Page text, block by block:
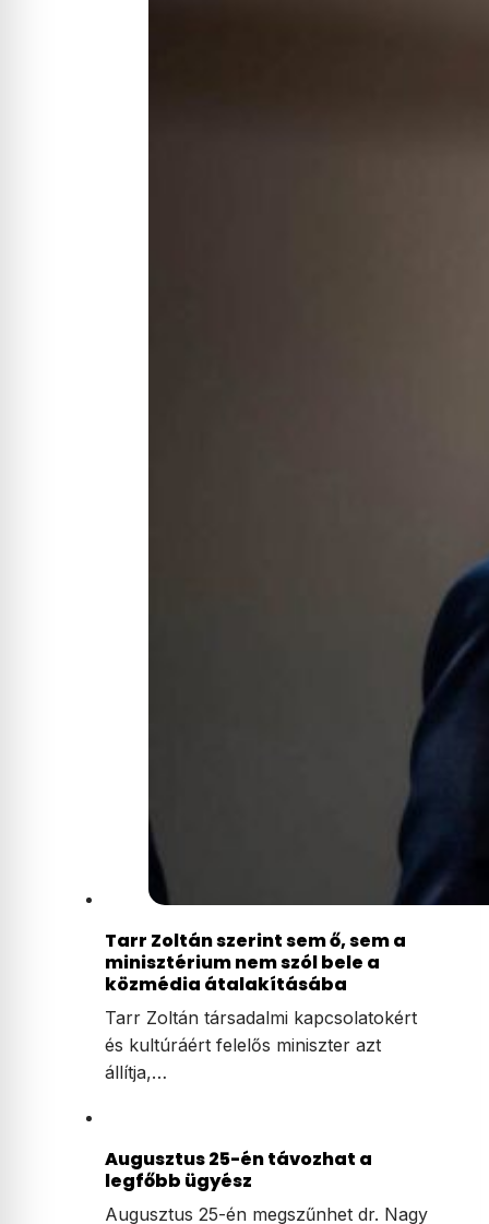
Tarr Zoltán szerint sem ő, sem a
minisztérium nem szól bele a
közmédia átalakításába
Tarr Zoltán társadalmi kapcsolatokért
és kultúráért felelős miniszter azt
állítja,…
Augusztus 25-én távozhat a
legfőbb ügyész
Augusztus 25-én megszűnhet dr. Nagy